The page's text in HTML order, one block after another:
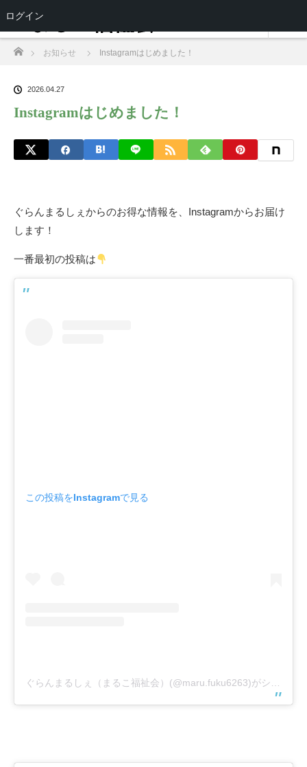
ホーム
お知らせ Instagramはじめました！
2026.04.27
Instagramはじめました！
ぐらんまるしぇからのお得な情報を、Instagramからお届け
します！
一番最初の投稿は
この投稿をInstagramで見る
ログイン